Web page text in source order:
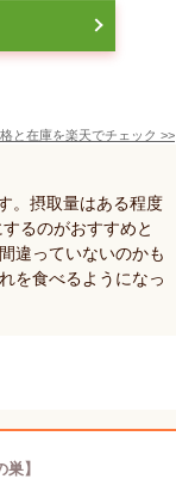
と在庫を楽天でチェック >>
。摂取量はある程度
るのがおすすめと
違っていないのかも
を食べるようになっ
】